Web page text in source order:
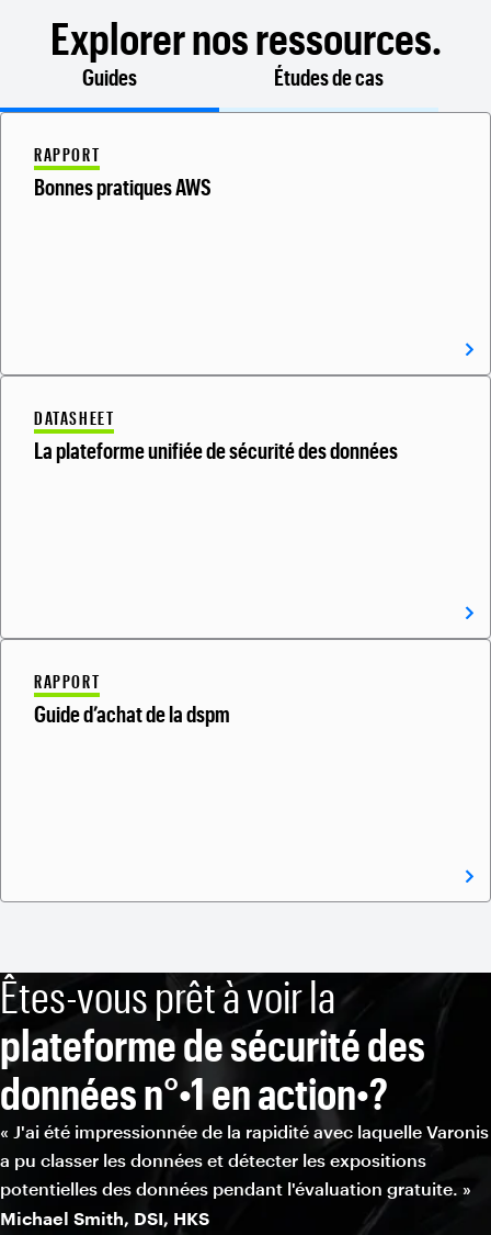
Explorer nos ressources.
Guides Études de cas
RAPPORT
Bonnes pratiques AWS
DATASHEET
La plateforme unifiée de sécurité des données
RAPPORT
Guide d’achat de la dspm
Êtes-vous prêt à voir la
plateforme de sécurité des
données n°•1 en action•?
« J'ai été impressionnée de la rapidité avec laquelle Varonis
a pu classer les données et détecter les expositions
potentielles des données pendant l'évaluation gratuite. »
Michael Smith, DSI, HKS